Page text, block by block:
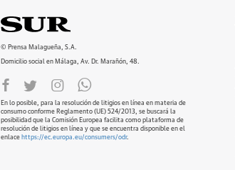
© Prensa Malagueña, S.A.
Domicilio social en Málaga, Av. Dr. Marañón, 48.
En lo posible, para la resolución de litigios en línea en materia de
consumo conforme Reglamento (UE) 524/2013, se buscará la
posibilidad que la Comisión Europea facilita como plataforma de
resolución de litigios en línea y que se encuentra disponible en el
enlace https://ec.europa.eu/consumers/odr.